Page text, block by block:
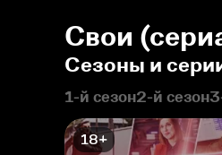
Свои
Сезоны и
1-й сезон2-й сезон
18+